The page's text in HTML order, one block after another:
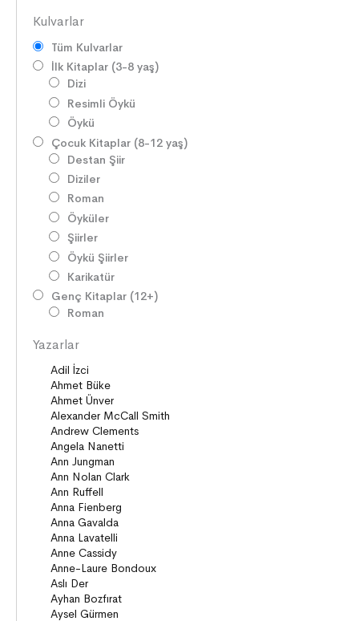
Kulvarlar
Tüm Kulvarlar
İlk Kitaplar (3-8 yaş)
Dizi
Resimli Öykü
Öykü
Çocuk Kitaplar (8-12 yaş)
Destan Şiir
Diziler
Roman
Öyküler
Şiirler
Öykü Şiirler
Karikatür
Genç Kitaplar (12+)
Roman
Öyküler
Şiirler
Deneme
Anlatı
Seçki
Köprü Kitaplar (10+)
Roman
Öyküler
Anlatı
ON8 (15+)
Roman
Diziler
Öyküler
Anlatı
Yazarlar